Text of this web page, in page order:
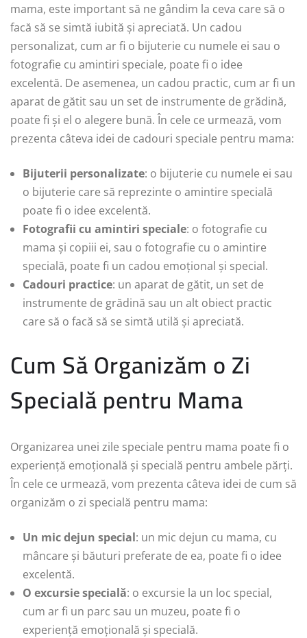
mama, este important să ne gândim la ceva care să o
facă să se simtă iubită și apreciată. Un cadou
personalizat, cum ar fi o bijuterie cu numele ei sau o
fotografie cu amintiri speciale, poate fi o idee
excelentă. De asemenea, un cadou practic, cum ar fi un
aparat de gătit sau un set de instrumente de grădină,
poate fi și el o alegere bună. În cele ce urmează, vom
prezenta câteva idei de cadouri speciale pentru mama:
Bijuterii personalizate: o bijuterie cu numele ei sau
o bijuterie care să reprezinte o amintire specială
poate fi o idee excelentă.
Fotografii cu amintiri speciale: o fotografie cu
mama și copiii ei, sau o fotografie cu o amintire
specială, poate fi un cadou emoțional și special.
Cadouri practice: un aparat de gătit, un set de
instrumente de grădină sau un alt obiect practic
care să o facă să se simtă utilă și apreciată.
Cum Să Organizăm o Zi
Specială pentru Mama
Organizarea unei zile speciale pentru mama poate fi o
experiență emoțională și specială pentru ambele părți.
În cele ce urmează, vom prezenta câteva idei de cum să
organizăm o zi specială pentru mama:
Un mic dejun special: un mic dejun cu mama, cu
mâncare și băuturi preferate de ea, poate fi o idee
excelentă.
O excursie specială: o excursie la un loc special,
cum ar fi un parc sau un muzeu, poate fi o
experiență emoțională și specială.